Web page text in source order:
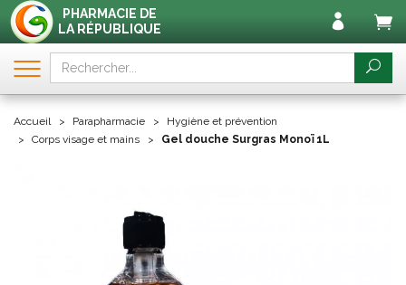
PHARMACIE DE
LA RÉPUBLIQUE
Accueil Parapharmacie
Hygiène et prévention
Corps visage et mains
Gel douche Surgras Monoï 1L